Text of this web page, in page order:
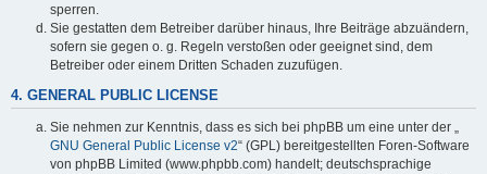
sperren.
Sie gestatten dem Betreiber darüber hinaus, Ihre Beiträge abzuändern,
sofern sie gegen o. g. Regeln verstoßen oder geeignet sind, dem
Betreiber oder einem Dritten Schaden zuzufügen.
4. GENERAL PUBLIC LICENSE
Sie nehmen zur Kenntnis, dass es sich bei phpBB um eine unter der „
GNU General Public License v2“ (GPL) bereitgestellten Foren-Software
von phpBB Limited (www.phpbb.com) handelt; deutschsprachige